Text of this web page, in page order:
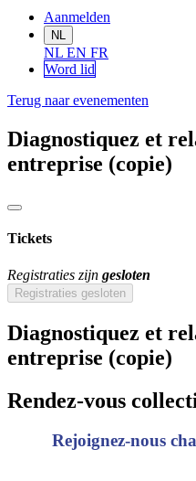
Aanmelden
NL
NL EN FR
Word lid
Terug naar evenementen
Diagnostiquez et
entreprise (copie)
Tickets
Registraties zijn gesloten
Registraties gesloten
Diagnostiquez et
entreprise (copie)
Rendez-vous
Rejoignez-nous